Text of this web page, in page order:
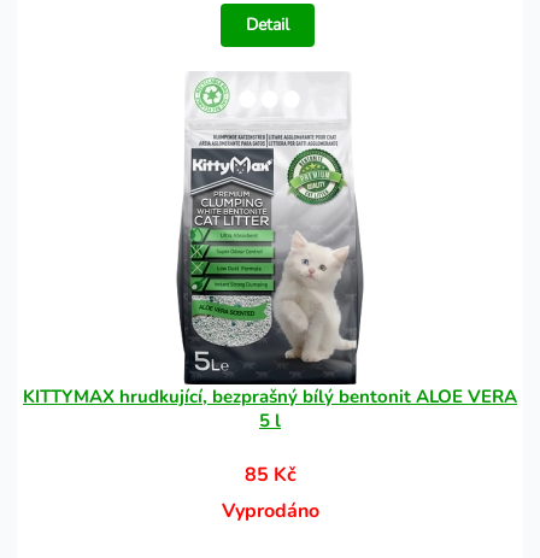
Detail
KITTYMAX hrudkující, bezprašný bílý bentonit ALOE VERA
5 l
85 Kč
Vyprodáno